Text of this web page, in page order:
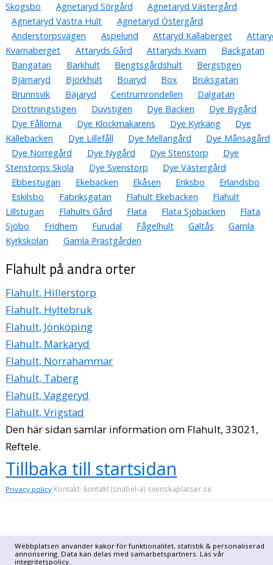
Webbplatsen använder kakor för funktionalitet, statistik & personaliserad
annonsering. Data kan delas med samarbetspartners. Läs vår
integritetspolicy.
Skogsbo
Agnetaryd Sörgård
Agnetaryd Västergård
Agnetaryd Västra Hult
Agnetaryd Östergård
Anderstorpsvägen
Aspelund Attaryd Kallaberget
Kvarnaberget
Attaryds Gård Attaryds Kvarn
Backgatan
Bangatan
Barkhult Bengtsgårdshult
Bergstigen
Bjärnaryd
Björkhult Boaryd Box
Bruksgatan
Brunnsvik
Bäjaryd Centrumrondellen
Dalgatan
Drottningstigen
Duvstigen Dye Backen
Dye Bygård
Dye Fållorna
Dye Klockmakarens Dye Kyrkäng
Dye
Källebacken
Dye Lillefåll Dye Mellangård
Dye Månsagård
Dye Norregård
Dye Nygård Dye Stenstorp
Dye
Stenstorps Skola
Dye Svenstorp
Dye Västergård
Ebbestugan
Ekebacken Ekåsen Eriksbo
Erlandsbo
Eskilsbo
Fabriksgatan Flahult Ekebacken
Flahult
Lillstugan
Flahults Gård Flata Flata Sjöbacken
Flata
Sjöbo
Fridhem Furudal Fågelhult Galtås
Gamla
Kyrkskolan
Gamla Prästgården
Flahult på andra orter
Flahult, Hillerstorp
Flahult, Hyltebruk
Flahult, Jönköping
Flahult, Markaryd
Flahult, Norrahammar
Flahult, Taberg
Flahult, Vaggeryd
Flahult, Vrigstad
Den här sidan samlar information om Flahult, 33021,
Reftele.
Tillbaka till startsidan
Privacy policy Kontakt: kontakt (snabel-a) svenskaplatser.se